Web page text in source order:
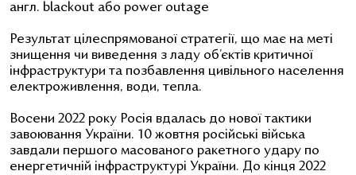
англ. blackout або power outage
Результат цілеспрямованої стратегії, що має на меті
знищення чи виведення з ладу об’єктів критичної
інфраструктури та позбавлення цивільного населення
електроживлення, води, тепла.
Восени 2022 року Росія вдалась до нової тактики
завоювання України. 10 жовтня російські війська
завдали першого масованого ракетного удару по
енергетичній інфраструктурі України. До кінця 2022